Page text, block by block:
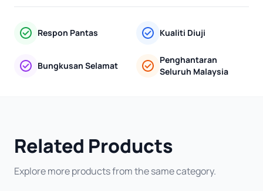
Respon Pantas Kualiti Diuji
Bungkusan Selamat
Penghantaran
Seluruh Malaysia
Related Products
Explore more products from the same category.